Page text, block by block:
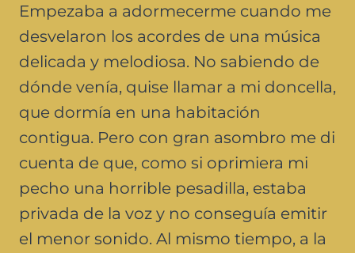
Empezaba a adormecerme cuando me
desvelaron los acordes de una música
delicada y melodiosa. No sabiendo de
dónde venía, quise llamar a mi doncella,
que dormía en una habitación
contigua. Pero con gran asombro me di
cuenta de que, como si oprimiera mi
pecho una horrible pesadilla, estaba
privada de la voz y no conseguía emitir
el menor sonido. Al mismo tiempo, a la